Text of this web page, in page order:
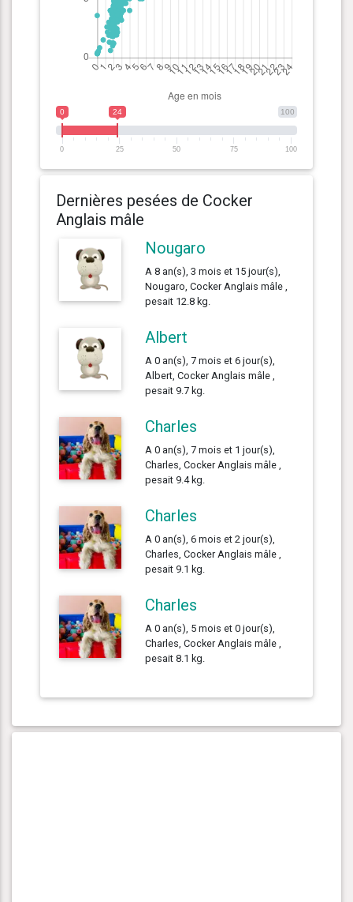
100
0 24
0 25 50 75 100
Dernières pesées de Cocker
Anglais mâle
Nougaro
A 8 an(s), 3 mois et 15 jour(s),
Nougaro, Cocker Anglais mâle ,
pesait 12.8 kg.
Albert
A 0 an(s), 7 mois et 6 jour(s),
Albert, Cocker Anglais mâle ,
pesait 9.7 kg.
Charles
A 0 an(s), 7 mois et 1 jour(s),
Charles, Cocker Anglais mâle ,
pesait 9.4 kg.
Charles
A 0 an(s), 6 mois et 2 jour(s),
Charles, Cocker Anglais mâle ,
pesait 9.1 kg.
Charles
A 0 an(s), 5 mois et 0 jour(s),
Charles, Cocker Anglais mâle ,
pesait 8.1 kg.